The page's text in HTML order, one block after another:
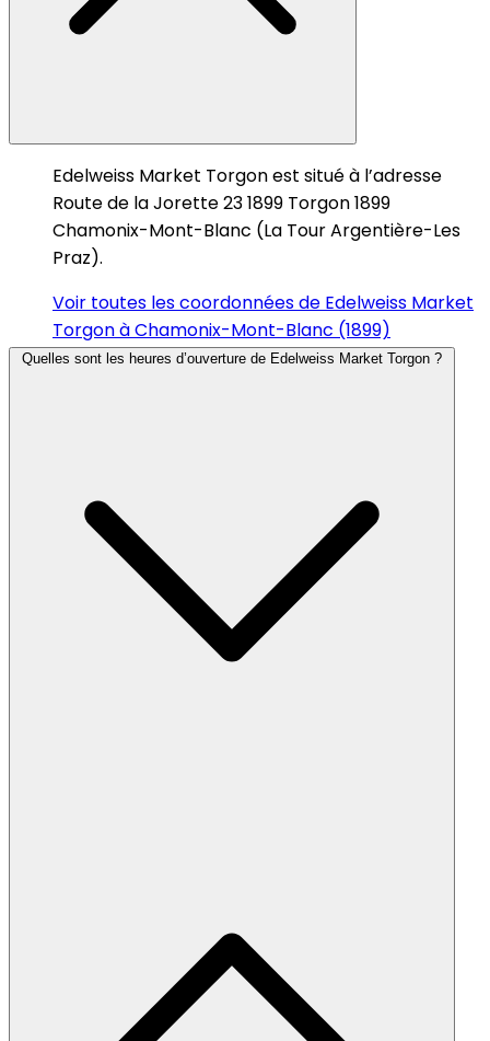
Edelweiss Market Torgon est situé à l’adresse
Route de la Jorette 23 1899 Torgon 1899
Chamonix-Mont-Blanc (La Tour Argentière-Les
Praz).
Voir toutes les coordonnées de Edelweiss Market
Torgon à Chamonix-Mont-Blanc (1899)
Quelles sont les heures d’ouverture de Edelweiss Market Torgon ?